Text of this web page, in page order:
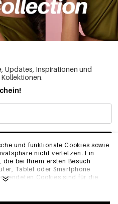
und funktionale Cookies sowie
nicht verletzen. Ein
bei Ihrem ersten Besuch
Tablet oder Smartphone
Cookies sind für die
und z.B. Ihre
Updates, Inspirationen und